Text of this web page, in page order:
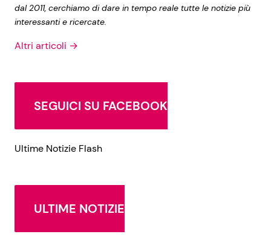
dal 2011, cerchiamo di dare in tempo reale tutte le notizie più
interessanti e ricercate.
Altri articoli →
SEGUICI SU FACEBOOK
Ultime Notizie Flash
ULTIME NOTIZIE